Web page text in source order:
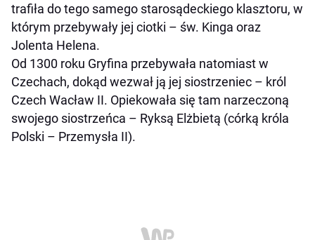
trafiła do tego samego starosądeckiego klasztoru, w
którym przebywały jej ciotki – św. Kinga oraz
Jolenta Helena.
Od 1300 roku Gryfina przebywała natomiast w
Czechach, dokąd wezwał ją jej siostrzeniec – król
Czech Wacław II. Opiekowała się tam narzeczoną
swojego siostrzeńca – Ryksą Elżbietą (córką króla
Polski – Przemysła II).